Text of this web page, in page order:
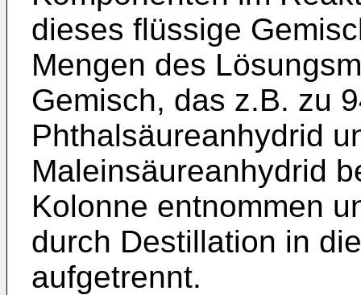
dieses flüssige
Mengen des
Gemisch, das z.B. zu
Phthalsäureanhydrid
Maleinsäureanhydrid
Kolonne entnommen
durch Destillation in
aufgetrennt.